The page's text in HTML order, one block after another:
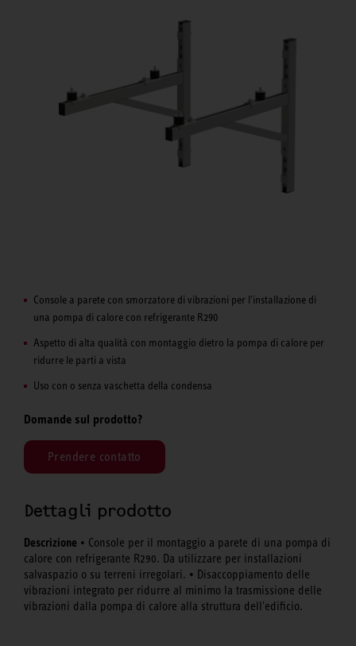
Console a parete con smorzatore di vibrazioni per l'installazione di
una pompa di calore con refrigerante R290
Aspetto di alta qualità con montaggio dietro la pompa di calore per
ridurre le parti a vista
Uso con o senza vaschetta della condensa
Domande sul prodotto?
Prendere contatto
Dettagli prodotto
Descrizione • Console per il montaggio a parete di una pompa di
calore con refrigerante R290. Da utilizzare per installazioni
salvaspazio o su terreni irregolari. • Disaccoppiamento delle
vibrazioni integrato per ridurre al minimo la trasmissione delle
vibrazioni dalla pompa di calore alla struttura dell'edificio.